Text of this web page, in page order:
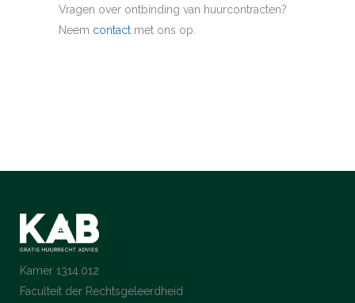
Vragen over ontbinding van huurcontracten?
Neem contact met ons op.
Kamer 1314.012
Faculteit der Rechtsgeleerdheid